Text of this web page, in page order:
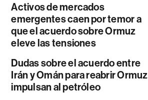
Activos de mercados
emergentes caen por temor a
que el acuerdo sobre Ormuz
eleve las tensiones
Dudas sobre el acuerdo entre
Irán y Omán para reabrir Ormuz
impulsan al petróleo